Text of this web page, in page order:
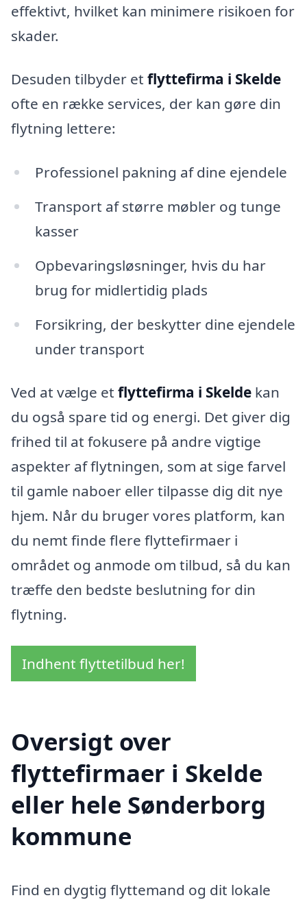
effektivt, hvilket kan minimere risikoen for
skader.
Desuden tilbyder et flyttefirma i Skelde
ofte en række services, der kan gøre din
flytning lettere:
Professionel pakning af dine ejendele
Transport af større møbler og tunge
kasser
Opbevaringsløsninger, hvis du har
brug for midlertidig plads
Forsikring, der beskytter dine ejendele
under transport
Ved at vælge et flyttefirma i Skelde kan
du også spare tid og energi. Det giver dig
frihed til at fokusere på andre vigtige
aspekter af flytningen, som at sige farvel
til gamle naboer eller tilpasse dig dit nye
hjem. Når du bruger vores platform, kan
du nemt finde flere flyttefirmaer i
området og anmode om tilbud, så du kan
træffe den bedste beslutning for din
flytning.
Indhent flyttetilbud her!
Oversigt over
flyttefirmaer i Skelde
eller hele Sønderborg
kommune
Find en dygtig flyttemand og dit lokale